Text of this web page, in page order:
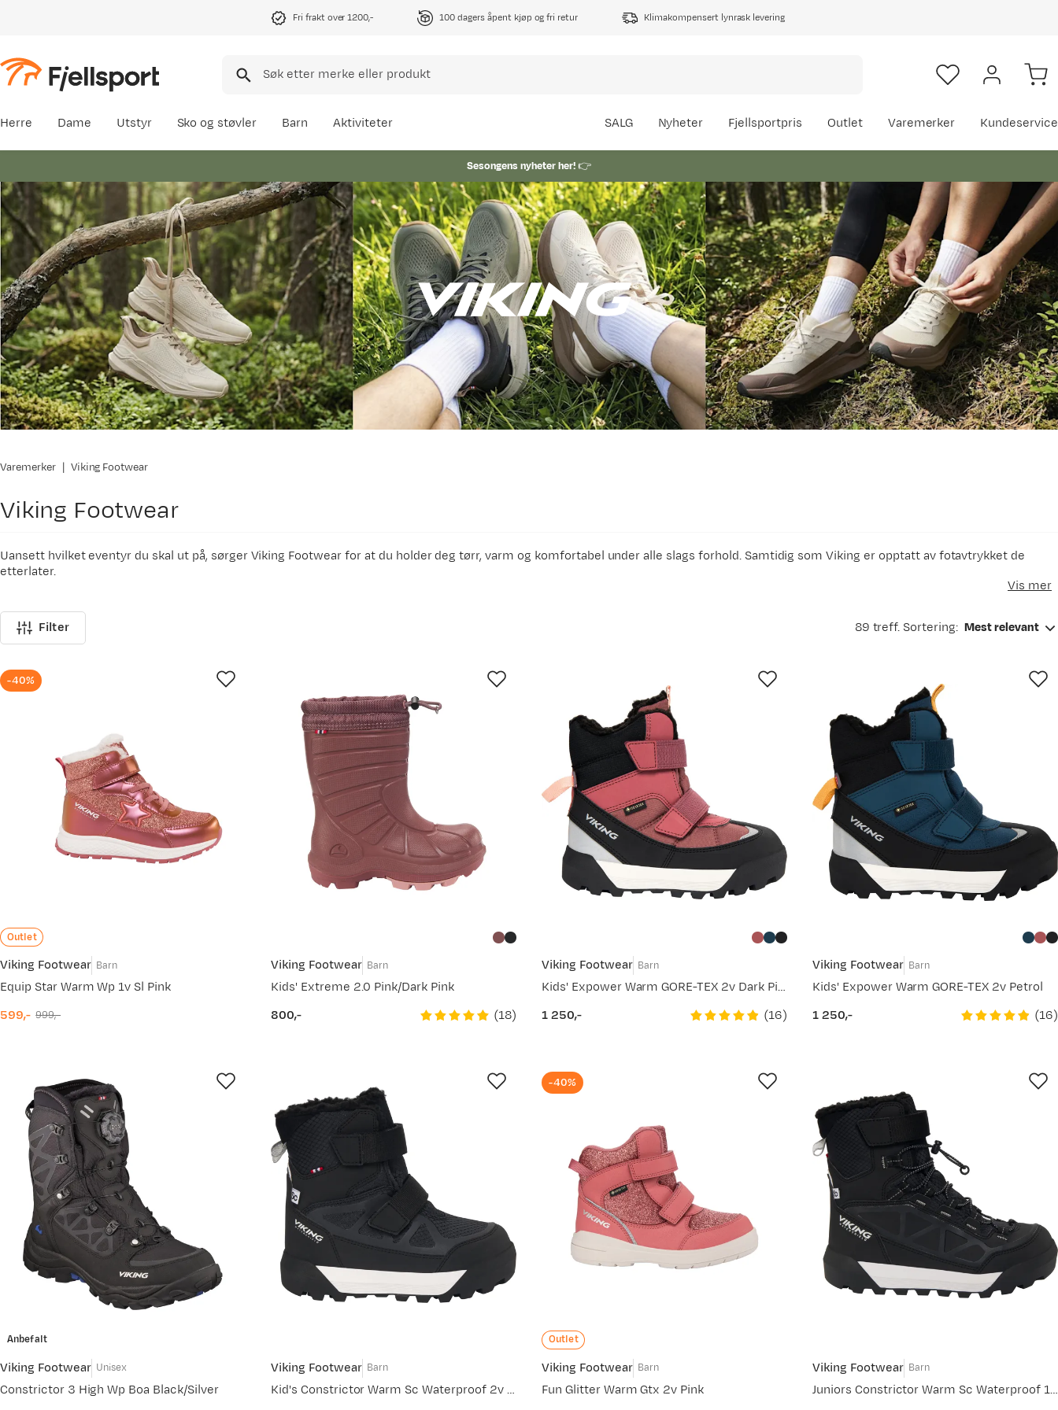
Fri frakt over 1200,- 100 dagers åpent kjøp og fri retur Klimakompensert lynrask levering
Herre Dame Utstyr Sko og støvler Barn Aktiviteter SALG Nyheter Fjellsportpris Outlet Varemerker Kundeservice
Sesongens nyheter her!👉
Varemerker Viking Footwear
Viking Footwear
Uansett hvilket eventyr du skal ut på, sørger Viking Footwear for at du holder deg tørr, varm og komfortabel under alle slags forhold. Samtidig som Viking er opptatt av fotavtrykket de
etterlater.
Vis mer
Filter 89 treff. Sortering: Mest relevant
Outlet
Viking Footwear Barn
Equip Star Warm Wp 1v Sl Pink
-40%
discounted
599,-
original999,-
Viking Footwear Barn
Kids' Extreme 2.0 Pink/Dark Pink
price
800,- (18)
Viking Footwear Barn
Kids' Expower Warm GORE-TEX 2v Dark Pink
price
1 250,- (16)
Viking Footwear Barn
Kids' Expower Warm GORE-TEX 2v Petrol
price
1 250,- (16)
Anbefalt
Viking Footwear Unisex
Constrictor 3 High Wp Boa Black/Silver
Viking Footwear Barn
Kid's Constrictor Warm Sc Waterproof 2v Black
Outlet
Viking Footwear Barn
Fun Glitter Warm Gtx 2v Pink
-40%
Viking Footwear Barn
Juniors Constrictor Warm Sc Waterproof 1v Sl Black